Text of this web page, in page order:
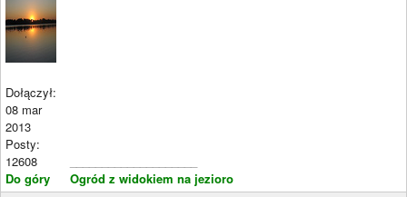
Dołączył:
08 mar
2013
Posty:
12608
Do góry
Ogród z widokiem na jezioro